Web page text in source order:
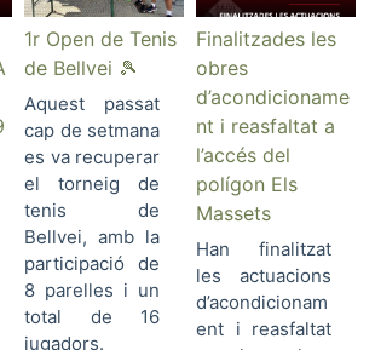
1r Open de Tenis
de Bellvei 🎾
Aquest passat
cap de setmana
es va recuperar
el torneig de
tenis de
Bellvei, amb la
participació de
8 parelles i un
total de 16
jugadors.
Finalitzades les
obres
d’acondicioname
nt i reasfaltat a
l’accés del
polígon Els
Massets
Han finalitzat
les actuacions
d’acondicionam
ent i reasfaltat